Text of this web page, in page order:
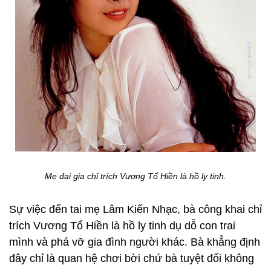
Mẹ đại gia chỉ trích Vương Tổ Hiền là hồ ly tinh.
Sự việc đến tai mẹ Lâm Kiến Nhạc, bà công khai chỉ
trích Vương Tổ Hiền là hồ ly tinh dụ dỗ con trai
mình và phá vỡ gia đình người khác. Bà khẳng định
đây chỉ là quan hệ chơi bời chứ bà tuyệt đối không